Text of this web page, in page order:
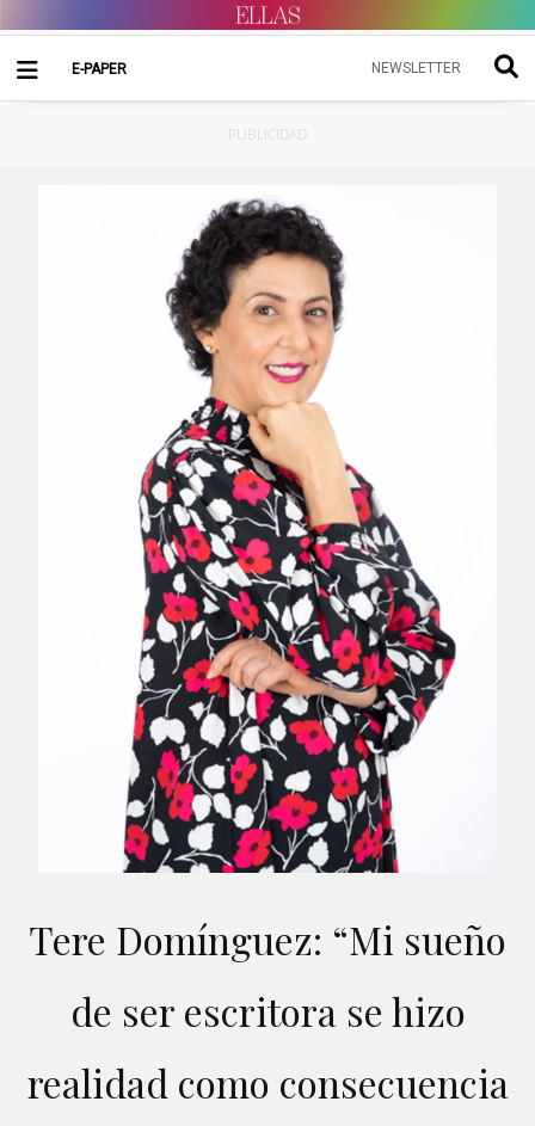
E-PAPER NEWSLETTER
PUBLICIDAD
Tere Domínguez: “Mi sueño
de ser escritora se hizo
realidad como consecuencia